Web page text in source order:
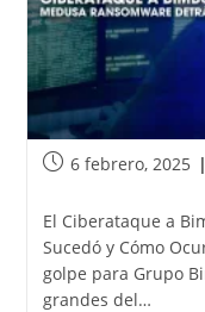
6 febrero, 2025
El Ciberataque a
Sucedó y Cómo
golpe para Grupo
grandes del…